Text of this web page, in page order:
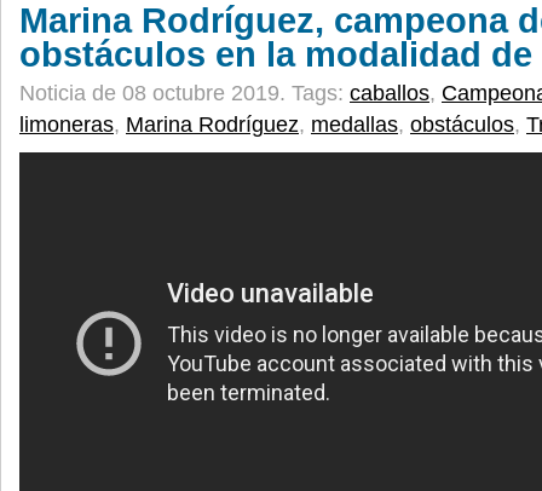
Marina Rodríguez, campeona
obstáculos en la modalidad
Noticia de 08 octubre 2019. Tags: caballos,
limoneras, Marina Rodríguez, medallas, obstáculos,